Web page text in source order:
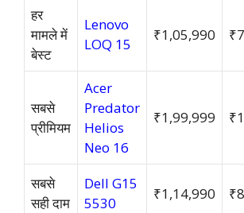
हर
मामले में
बेस्ट
Lenovo
LOQ 15
₹1,05,990
सबसे
प्रीमियम
Acer
Predator
Helios
Neo 16
₹1,99,999
सबसे
सही दाम
Dell G15
5530
₹1,14,990